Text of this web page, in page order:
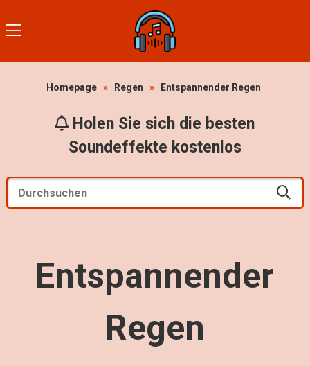
Homepage » Regen » Entspannender Regen
Holen Sie sich die besten
Soundeffekte kostenlos
Entspannender
Regen